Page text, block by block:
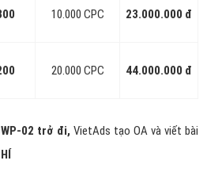
10.000 CPC 23.000.000 đ
20.000 CPC 44.000.000 đ
02 trở đi, VietAds tạo OA và viết bài